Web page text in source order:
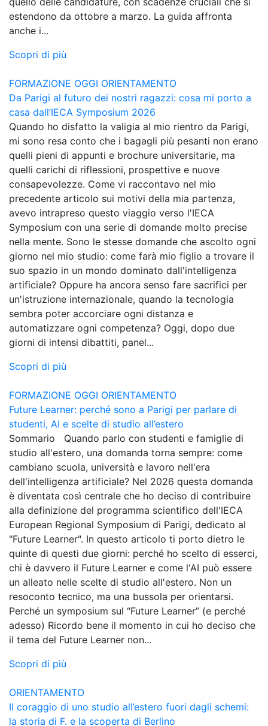
estendono da ottobre a marzo. La guida affronta
anche i...
Scopri di più
FORMAZIONE OGGI ORIENTAMENTO
Da Parigi al futuro dei nostri ragazzi: cosa mi porto a
casa dall’IECA Symposium 2026
Quando ho disfatto la valigia al mio rientro da Parigi,
mi sono resa conto che i bagagli più pesanti non erano
quelli pieni di appunti e brochure universitarie, ma
quelli carichi di riflessioni, prospettive e nuove
consapevolezze. Come vi raccontavo nel mio
precedente articolo sui motivi della mia partenza,
avevo intrapreso questo viaggio verso l'IECA
Symposium con una serie di domande molto precise
nella mente. Sono le stesse domande che ascolto ogni
giorno nel mio studio: come farà mio figlio a trovare il
suo spazio in un mondo dominato dall'intelligenza
artificiale? Oppure ha ancora senso fare sacrifici per
un'istruzione internazionale, quando la tecnologia
sembra poter accorciare ogni distanza e
automatizzare ogni competenza? Oggi, dopo due
giorni di intensi dibattiti, panel...
Scopri di più
FORMAZIONE OGGI ORIENTAMENTO
Future Learner: perché sono a Parigi per parlare di
studenti, AI e scelte di studio all’estero
Sommario Quando parlo con studenti e famiglie di
studio all'estero, una domanda torna sempre: come
cambiano scuola, università e lavoro nell'era
dell'intelligenza artificiale? Nel 2026 questa domanda
è diventata così centrale che ho deciso di contribuire
alla definizione del programma scientifico dell'IECA
European Regional Symposium di Parigi, dedicato al
"Future Learner". In questo articolo ti porto dietro le
quinte di questi due giorni: perché ho scelto di esserci,
chi è davvero il Future Learner e come l'AI può essere
un alleato nelle scelte di studio all'estero. Non un
resoconto tecnico, ma una bussola per orientarsi.
Perché un symposium sul “Future Learner” (e perché
adesso) Ricordo bene il momento in cui ho deciso che
il tema del Future Learner non...
Scopri di più
ORIENTAMENTO
Il coraggio di uno studio all’estero fuori dagli schemi:
la storia di F. e la scoperta di Berlino